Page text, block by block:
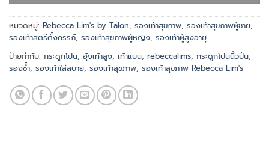
หมวดหมู่: Rebecca Lim's by Talon, รองเท้าสุขภาพ, รองเท้าสุขภาพผู้ชาย,
รองเท้าสตรีตั้งครรภ์, รองเท้าสุขภาพผู้หญิง, รองเท้าผู้สูงอายุ
ป้ายกำกับ: กระดูกโปน, อุ้งเท้าสูง, เท้าแบน, rebeccalims, กระดูกโปนนิ้วปีน,
รองช้ำ, รองเท้าใส่สบาย, รองเท้าสุขภาพ, รองเท้าสุขภาพ Rebecca Lim's